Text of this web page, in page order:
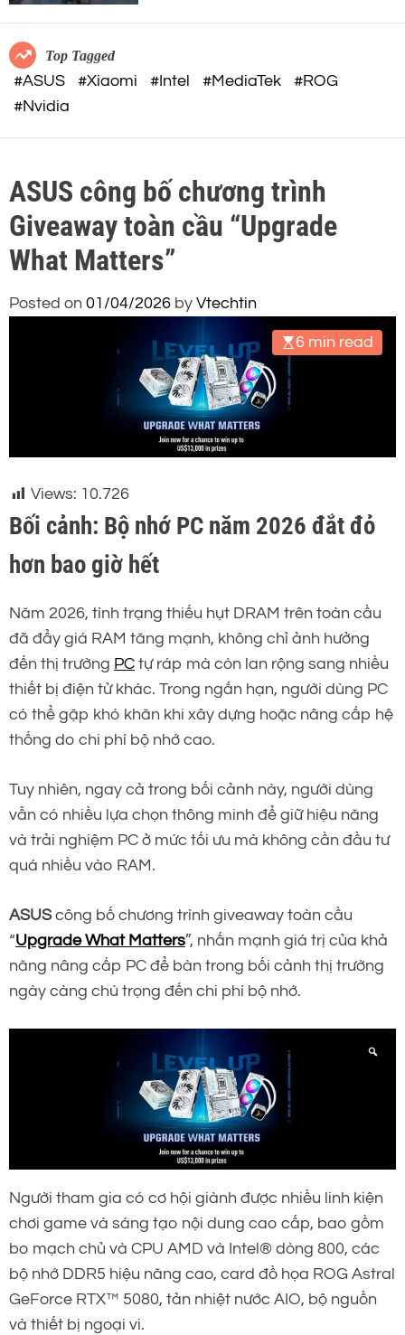
c
m
o
d
Top Tagged
#ASUS #Xiaomi #Intel #MediaTek
#ROG
#Nvidia
ASUS công bố chương trình
Giveaway toàn cầu “Upgrade
What Matters”
Posted on 01/04/2026 by Vtechtin
6 min read
Views: 10.726
Bối cảnh: Bộ nhớ PC năm 2026 đắt đỏ
hơn bao giờ hết
Năm 2026, tình trạng thiếu hụt DRAM trên toàn cầu
đã đẩy giá RAM tăng mạnh, không chỉ ảnh hưởng
đến thị trường PC tự ráp mà còn lan rộng sang nhiều
thiết bị điện tử khác. Trong ngắn hạn, người dùng PC
có thể gặp khó khăn khi xây dựng hoặc nâng cấp hệ
thống do chi phí bộ nhớ cao.
Tuy nhiên, ngay cả trong bối cảnh này, người dùng
vẫn có nhiều lựa chọn thông minh để giữ hiệu năng
và trải nghiệm PC ở mức tối ưu mà không cần đầu tư
quá nhiều vào RAM.
ASUScông bố chương trình giveaway toàn cầu
“Upgrade What Matters”, nhấn mạnh giá trị của khả
năng nâng cấp PC để bàn trong bối cảnh thị trường
ngày càng chú trọng đến chi phí bộ nhớ.
Người tham gia có cơ hội giành được nhiều linh kiện
chơi game và sáng tạo nội dung cao cấp, bao gồm
bo mạch chủ và CPU AMD và Intel® dòng 800, các
bộ nhớ DDR5 hiệu năng cao, card đồ họa ROG Astral
GeForce RTX™ 5080, tản nhiệt nước AIO, bộ nguồn
và thiết bị ngoại vi.